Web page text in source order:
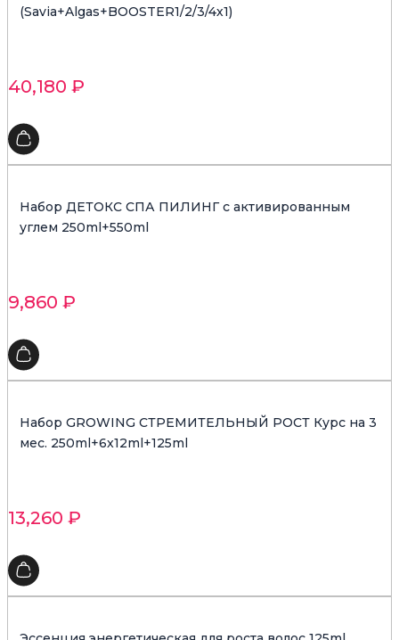
(Savia+Algas+BOOSTER1/2/3/4х1)
40,180 ₽
Набор ДЕТОКС СПА ПИЛИНГ с активированным
углем 250ml+550ml
9,860 ₽
Набор GROWING СТРЕМИТЕЛЬНЫЙ РОСТ Курс на 3
мес. 250ml+6x12ml+125ml
13,260 ₽